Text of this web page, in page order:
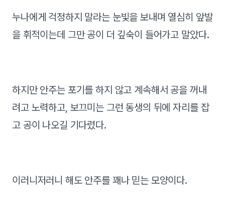
누나에게 걱정하지 말라는 눈빛을 보내며 열심히 앞발
을 휘적이는데 그만 공이 더 깊숙이 들어가고 말았다.
하지만 안주는 포기를 하지 않고 계속해서 공을 꺼내
려고 노력하고, 보끄미는 그런 동생의 뒤에 자리를 잡
고 공이 나오길 기다렸다.
이러니저러니 해도 안주를 꽤나 믿는 모양이다.